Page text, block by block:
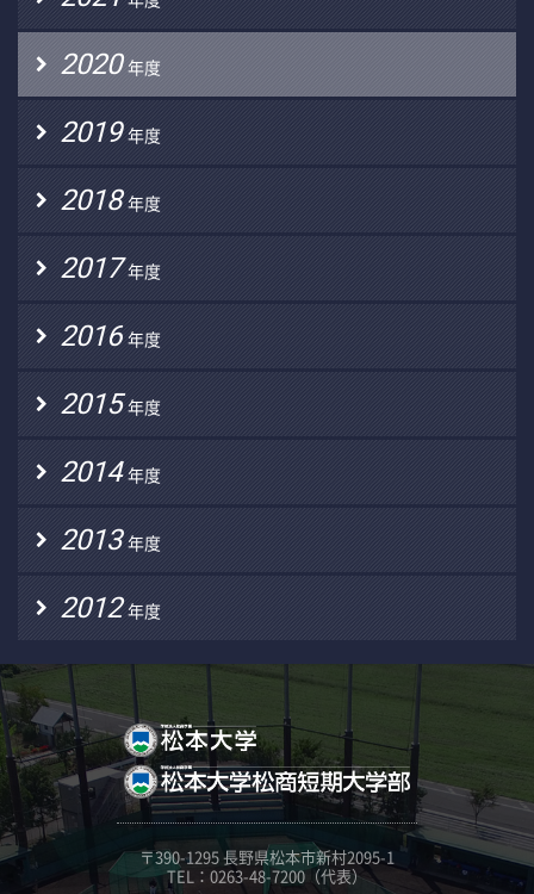
2020 年度
2019 年度
2018 年度
2017 年度
2016 年度
2015 年度
2014 年度
2013 年度
2012 年度
〒390-1295 長野県松本市新村2095-1
TEL：0263-48-7200（代表）